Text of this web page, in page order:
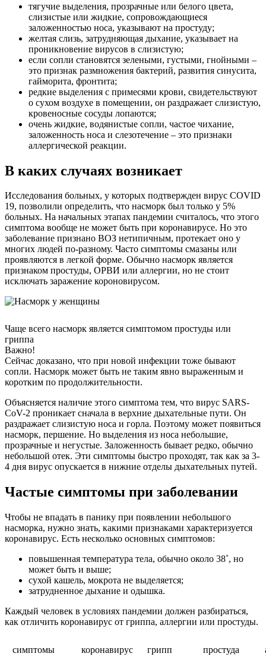
тягучие выделения, прозрачные или белого цвета,
слизистые или жидкие, сопровождающиеся
заложенностью носа, указывают на простуду;
желтая слизь, затрудняющая дыхание, указывает на
проникновение вирусов в слизистую;
если сопли становятся зелеными, густыми, гнойными –
это признак размножения бактерий, развития синусита,
гайморита, фронтита;
редкие выделения с примесями крови, свидетельствуют
о сухом воздухе в помещении, он раздражает слизистую,
кровеносные сосуды лопаются;
очень жидкие, водянистые сопли, частое чихание,
заложенность носа и слезотечение – это признаки
аллергической реакции.
В каких случаях возникает
Исследования больных, у которых подтвержден вирус COVID
19, позволили определить, что насморк был только у 5%
больных. На начальных этапах пандемии считалось, что этого
симптома вообще не может быть при коронавирусе. Но это
заболевание признано ВОЗ нетипичным, протекает оно у
многих людей по-разному. Часто симптомы смазаны или
проявляются в легкой форме. Обычно насморк является
признаком простуды, ОРВИ или аллергии, но не стоит
исключать заражение короновирусом.
Чаще всего насморк является симптомом простуды или
гриппа
Важно!
Сейчас доказано, что при новой инфекции тоже бывают
сопли. Насморк может быть не таким явно выраженным и
коротким по продолжительности.
Объясняется наличие этого симптома тем, что вирус SARS-
CoV-2 проникает сначала в верхние дыхательные пути. Он
раздражает слизистую носа и горла. Поэтому может появиться
насморк, першение. Но выделения из носа небольшие,
прозрачные и негустые. Заложенность бывает редко, обычно
небольшой отек. Эти симптомы быстро проходят, так как за 3-
4 дня вирус опускается в нижние отделы дыхательных путей.
Частые симптомы при заболевании
Чтобы не впадать в панику при появлении небольшого
насморка, нужно знать, какими признаками характеризуется
коронавирус. Есть несколько основных симптомов:
повышенная температура тела, обычно около 38˚, но
может быть и выше;
сухой кашель, мокрота не выделяется;
затрудненное дыхание и одышка.
Каждый человек в условиях пандемии должен разбираться,
как отличить коронавирус от гриппа, аллергии или простуды.
симптомы коронавирус грипп простуда